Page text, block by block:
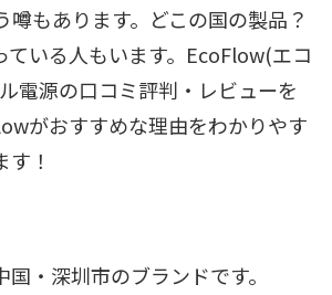
噂もあります。どこの国の製品？
ている人もいます。EcoFlow(エコ
電源の口コミ評判・レビューを
がおすすめな理由をわかりやす
！
国・深圳市のブランドです。